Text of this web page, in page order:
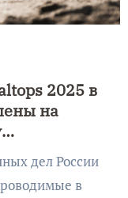
2025 в
на
в